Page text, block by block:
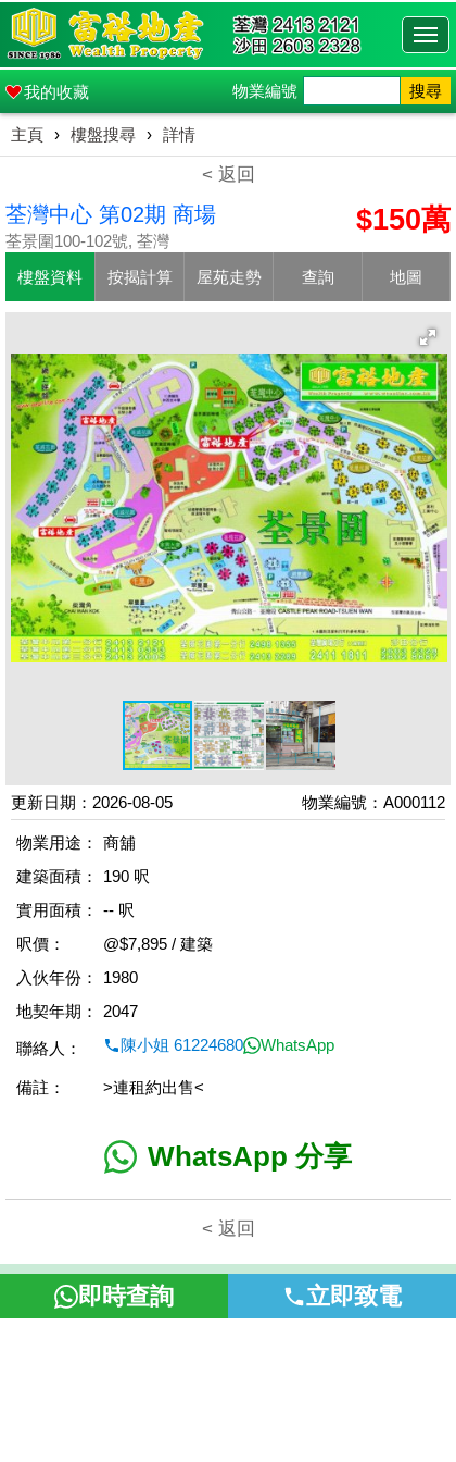
我的收藏 物業編號 搜尋
主頁 › 樓盤搜尋 › 詳情
< 返回
荃灣中心 第02期 商場
荃景圍100-102號, 荃灣
$150萬
樓盤資料 按揭計算 屋苑走勢 查詢 地圖
更新日期：2026-08-05 物業編號：A000112
物業用途：
商舖
建築面積：
190 呎
實用面積：
-- 呎
呎價：
@$7,895 / 建築
入伙年份：
1980
地契年期：
2047
聯絡人：
陳小姐 61224680 WhatsApp
備註： >連租約出售<
WhatsApp 分享
< 返回
即時查詢 立即致電
本網頁所提供資料僅作參考用途。若因錯漏而引致任何不便或損
失，富裕地產概不負責。